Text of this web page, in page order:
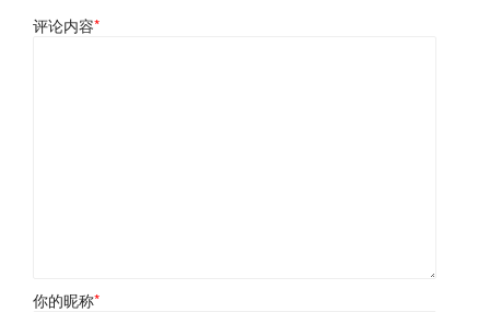
评论内容*
你的昵称*